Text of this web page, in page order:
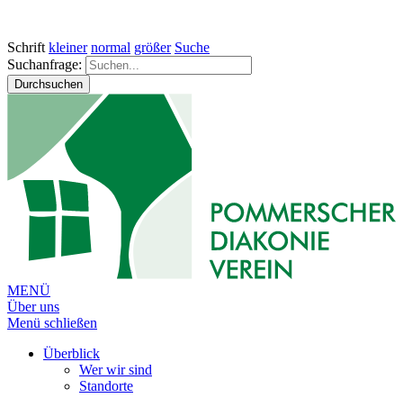
Schrift kleiner normal größer Suche
Suchanfrage:
Durchsuchen
MENÜ
Über uns
Menü schließen
Überblick
Wer wir sind
Standorte